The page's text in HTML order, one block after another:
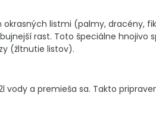
listmi (palmy, dracény,
rast. Toto špeciálne hnojivo
(žltnutie listov).
vody a premieša sa. Takto